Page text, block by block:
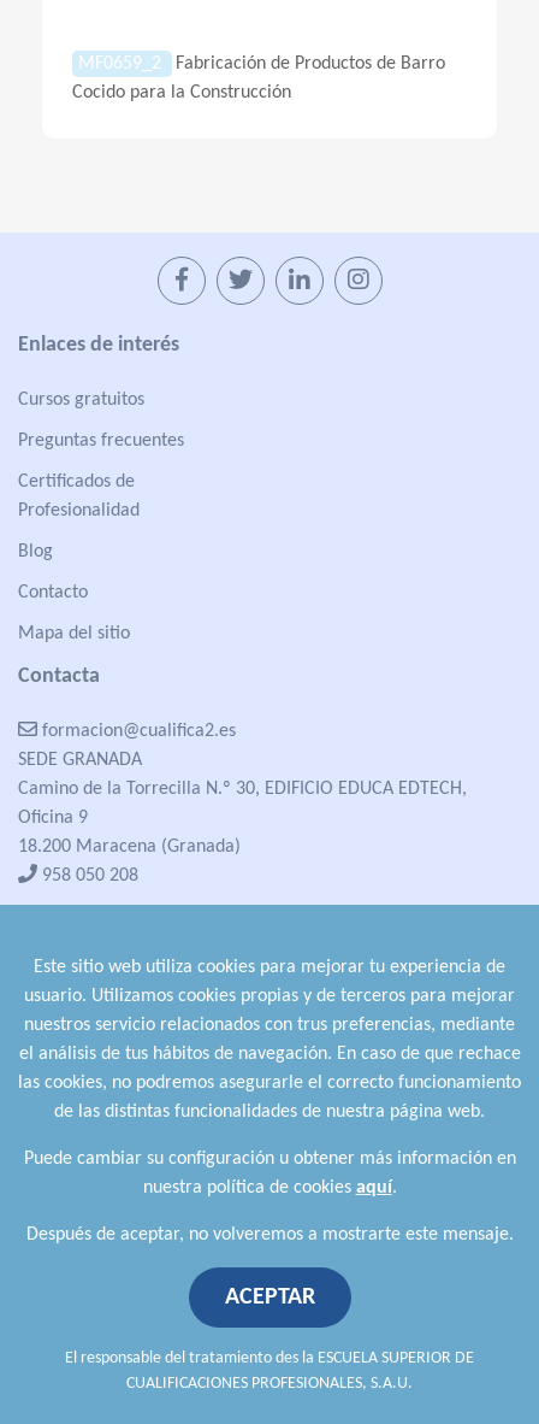
MF0659_2
Fabricación de Productos de Barro
Cocido para la Construcción
Enlaces de interés
Cursos gratuitos
Preguntas frecuentes
Certificados de
Profesionalidad
Blog
Contacto
Mapa del sitio
Contacta
formacion@cualifica2.es
SEDE GRANADA
Camino de la Torrecilla N.º 30, EDIFICIO EDUCA EDTECH,
Oficina 9
18.200 Maracena (Granada)
958 050 208
958 991 970
Política de privacidad.Política de cookies
Política de Calidad.Comunicación a proveedores
Escuela Superior de Cualificaciones Profesionales © 2026
Este sitio web utiliza cookies para mejorar tu experiencia de
usuario. Utilizamos cookies propias y de terceros para mejorar
nuestros servicio relacionados con trus preferencias, mediante
el análisis de tus hábitos de navegación. En caso de que rechace
las cookies, no podremos asegurarle el correcto funcionamiento
de las distintas funcionalidades de nuestra página web.
Puede cambiar su configuración u obtener más información en
nuestra política de cookies aquí.
Después de aceptar, no volveremos a mostrarte este mensaje.
ACEPTAR
El responsable del tratamiento des la ESCUELA SUPERIOR DE
CUALIFICACIONES PROFESIONALES, S.A.U.